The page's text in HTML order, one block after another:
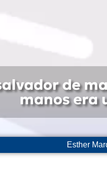
de
manos era
Esther